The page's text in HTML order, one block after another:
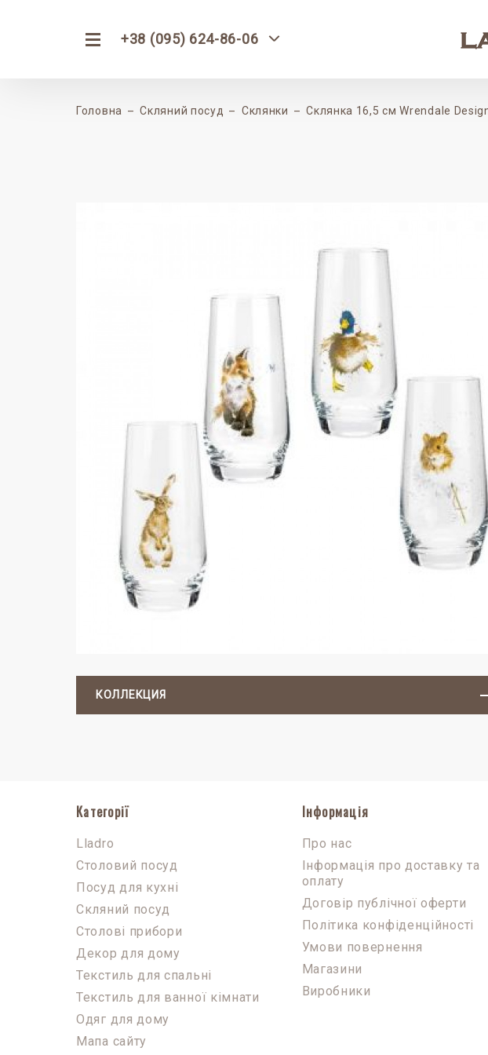
+38 (095) 624-86-06
Головна Скляний посуд Склянки Склянка 16,5 см Wrendale
КОЛЛЕКЦИЯ
Категорії
Lladro
Столовий посуд
Посуд для кухні
Скляний посуд
Столові прибори
Декор для дому
Текстиль для спальні
Текстиль для ванної кімнати
Одяг для дому
Мапа сайту
Інформація
Про нас
Інформація про доставку та
оплату
Договір публічної оферти
Політика конфіденційності
Умови повернення
Магазини
Виробники